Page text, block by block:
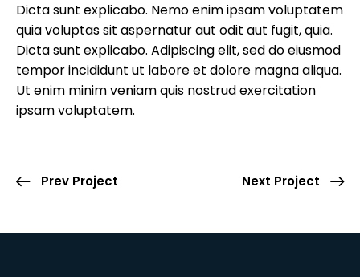
Dicta sunt explicabo. Nemo enim ipsam voluptatem
quia voluptas sit aspernatur aut odit aut fugit, quia.
Dicta sunt explicabo. Adipiscing elit, sed do eiusmod
tempor incididunt ut labore et dolore magna aliqua.
Ut enim minim veniam quis nostrud exercitation
ipsam voluptatem.
Prev Project Next Project